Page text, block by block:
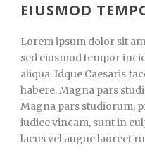
EIUSMOD
Lorem ipsum dolor sit
sed eiusmod tempor
aliqua. Idque Caesaris
habere. Magna pars
Magna pars studiorum,
iudice vincam, sunt in
lacus vel augue laoreet